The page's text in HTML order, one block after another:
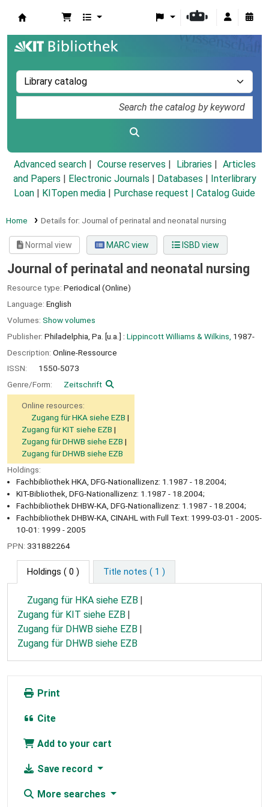
Advanced search Course reserves Libraries
Articles
and Papers
Electronic Journals Databases
Interlibrary
Loan
KITopen media Purchase request | Catalog Guide
Home Details for: Journal of perinatal and neonatal nursing
Normal view MARC view ISBD view
Journal of perinatal and neonatal nursing
Resource type: Periodical (Online)
Language: English
Volumes: Show volumes
Publisher: Philadelphia, Pa. [u.a.] : Lippincott Williams & Wilkins, 1987-
Description: Online-Ressource
ISSN:
1550-5073
Genre/Form:
Zeitschrift
Online resources:
Zugang für HKA siehe EZB
Zugang für KIT siehe EZB
Zugang für DHWB siehe EZB
Zugang für DHWB siehe EZB
Holdings:
Fachbibliothek HKA, DFG-Nationallizenz: 1.1987 - 18.2004;
KIT-Bibliothek, DFG-Nationallizenz: 1.1987 - 18.2004;
Fachbibliothek DHBW-KA, DFG-Nationallizenz: 1.1987 - 18.2004;
Fachbibliothek DHBW-KA, CINAHL with Full Text: 1999-03-01 - 2005-
10-01: 1999 - 2005
PPN: 331882264
Holdings ( 0 ) Title notes ( 1 )
Zugang für HKA siehe EZB
Zugang für KIT siehe EZB
Zugang für DHWB siehe EZB
Zugang für DHWB siehe EZB
Print
Cite
Add to your cart
Save record
More searches